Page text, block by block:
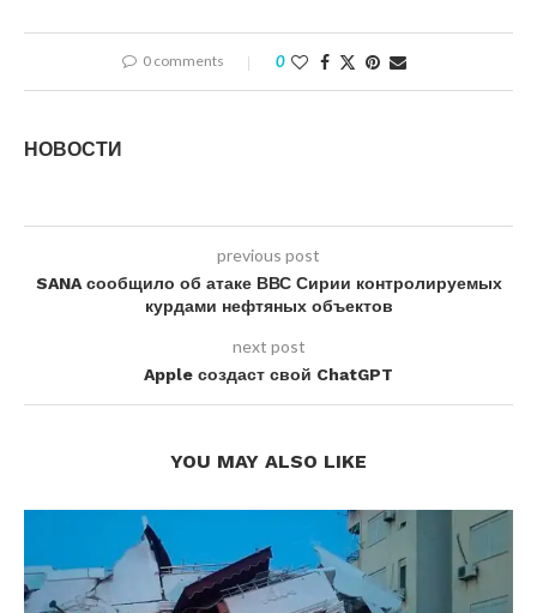
0 comments 0
НОВОСТИ
previous post
SANA сообщило об атаке ВВС Сирии контролируемых
курдами нефтяных объектов
next post
Apple создаст свой ChatGPT
YOU MAY ALSO LIKE